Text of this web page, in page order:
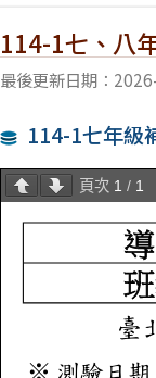
114-1七、八
最後更新日期：
114-1七年級
頁次 1 / 1